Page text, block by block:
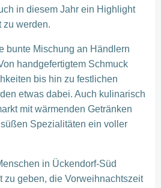
in diesem Jahr ein Highlight
zu werden.
bunte Mischung an Händlern
handgefertigtem Schmuck
bis hin zu festlichen
etwas dabei. Auch kulinarisch
mit wärmenden Getränken
Spezialitäten ein voller
in Ückendorf-Süd
zu geben, die Vorweihnachtszeit